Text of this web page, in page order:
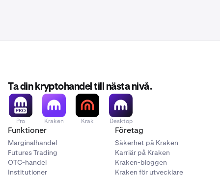
Ta din kryptohandel till nästa nivå.
Pro Kraken Krak Desktop
Funktioner
Marginalhandel
Futures Trading
OTC-handel
Institutioner
Företag
Säkerhet på Kraken
Karriär på Kraken
Kraken-bloggen
Kraken för utvecklare